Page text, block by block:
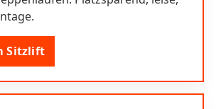
Sitzlift